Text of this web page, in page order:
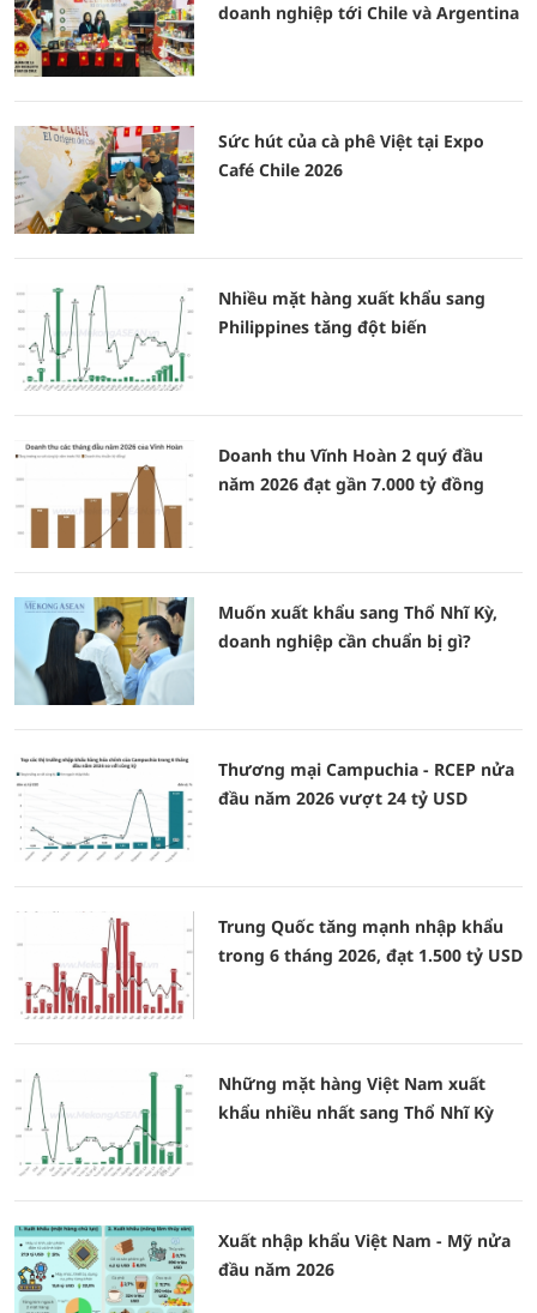
doanh nghiệp tới Chile và Argentina
Sức hút của cà phê Việt tại Expo
Café Chile 2026
Nhiều mặt hàng xuất khẩu sang
Philippines tăng đột biến
Doanh thu Vĩnh Hoàn 2 quý đầu
năm 2026 đạt gần 7.000 tỷ đồng
Muốn xuất khẩu sang Thổ Nhĩ Kỳ,
doanh nghiệp cần chuẩn bị gì?
Thương mại Campuchia - RCEP nửa
đầu năm 2026 vượt 24 tỷ USD
Trung Quốc tăng mạnh nhập khẩu
trong 6 tháng 2026, đạt 1.500 tỷ USD
Những mặt hàng Việt Nam xuất
khẩu nhiều nhất sang Thổ Nhĩ Kỳ
Xuất nhập khẩu Việt Nam - Mỹ nửa
đầu năm 2026